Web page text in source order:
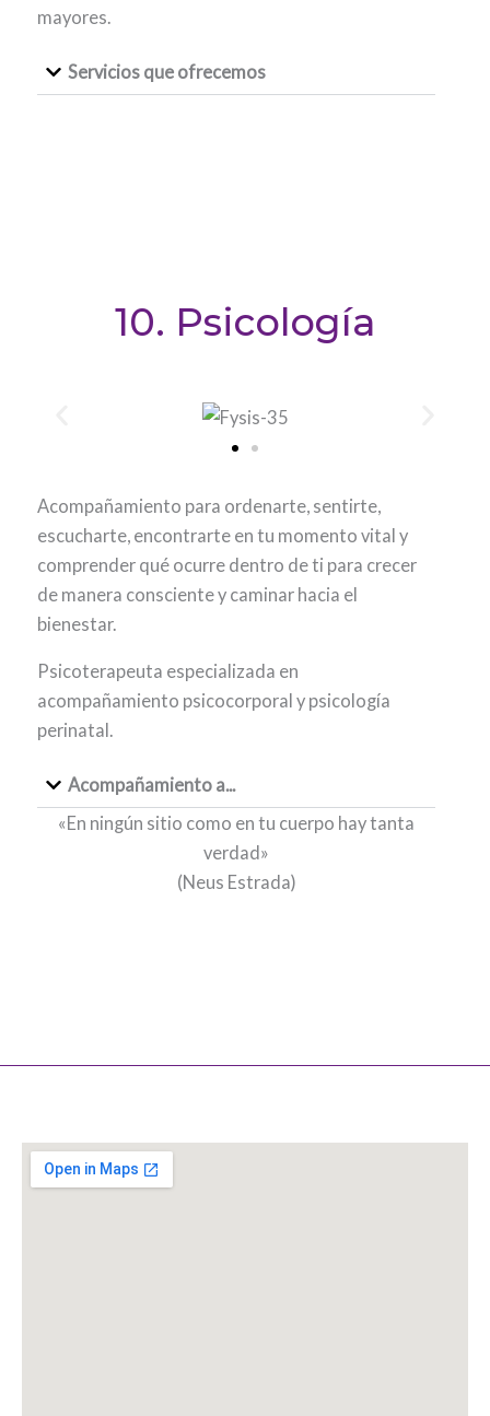
mayores.
Servicios que ofrecemos
10. Psicología
Acompañamiento para ordenarte, sentirte,
escucharte, encontrarte en tu momento vital y
comprender qué ocurre dentro de ti para crecer
de manera consciente y caminar hacia el
bienestar.
Psicoterapeuta especializada en
acompañamiento psicocorporal y psicología
perinatal.
Acompañamiento a...
«En ningún sitio como en tu cuerpo hay tanta
verdad»
(Neus Estrada)